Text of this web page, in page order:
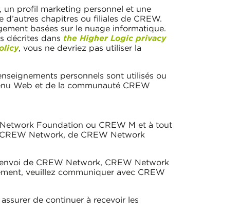
un profil marketing personnel et une
chapitres ou filiales de CREW.
basées sur le nuage informatique.
décrites dans the Higher Logic privacy
, vous ne devriez pas utiliser la
personnels sont utilisés ou
Web et de la communauté CREW
Foundation ou CREW M et à tout
Network, de CREW Network
de CREW Network, CREW Network
veuillez communiquer avec CREW
de continuer à recevoir les